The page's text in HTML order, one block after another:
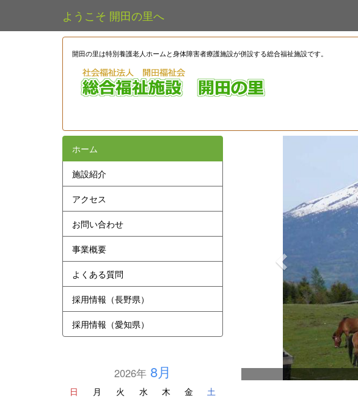
ようこそ 開田の里へ
開田の里は特別養護老人ホームと身体障害者療護施設が併設する総合福祉施設です。
TEL. 0264-44-
木曽馬の里と御嶽山
s
ホーム
施設紹介
アクセス
お問い合わせ
事業概要
よくある質問
採用情報（長野県）
採用情報（愛知県）
2026年8月
日 月 火 水 木 金 土